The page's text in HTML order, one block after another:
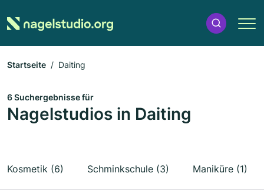
Startseite Daiting
6 Suchergebnisse für
Nagelstudios in Daiting
Kosmetik (6) Schminkschule (3) Maniküre (1)